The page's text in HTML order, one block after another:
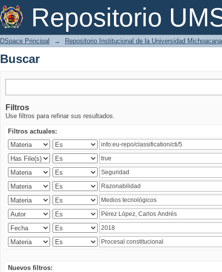
Repositorio
Buscar
DSpace Principal → Repositorio Institucional de la Universidad
Buscar
Filtros
Use filtros para refinar sus resultados.
Filtros actuales:
Nuevos filtros: